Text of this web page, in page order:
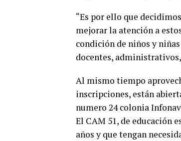
“Es por ello que
mejorar la atención a
condición de niños y
docentes,
Al mismo tiempo
inscripciones, están
numero 24 colonia
El CAM 51, de educación
años y que tengan